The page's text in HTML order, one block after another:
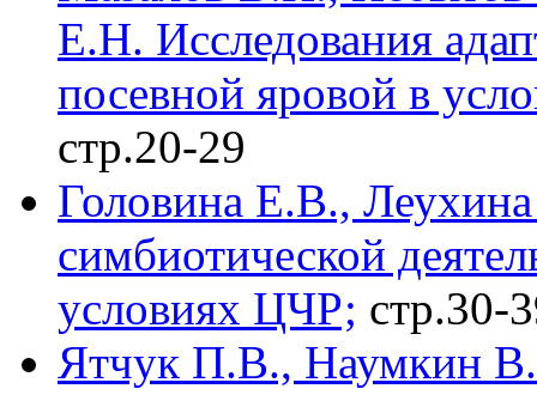
Е.Н. Исследования
посевной яровой в
стр.20-29
Головина Е.В.,
симбиотической
условиях ЦЧР; стр.30-
Ятчук П.В., Наумкин